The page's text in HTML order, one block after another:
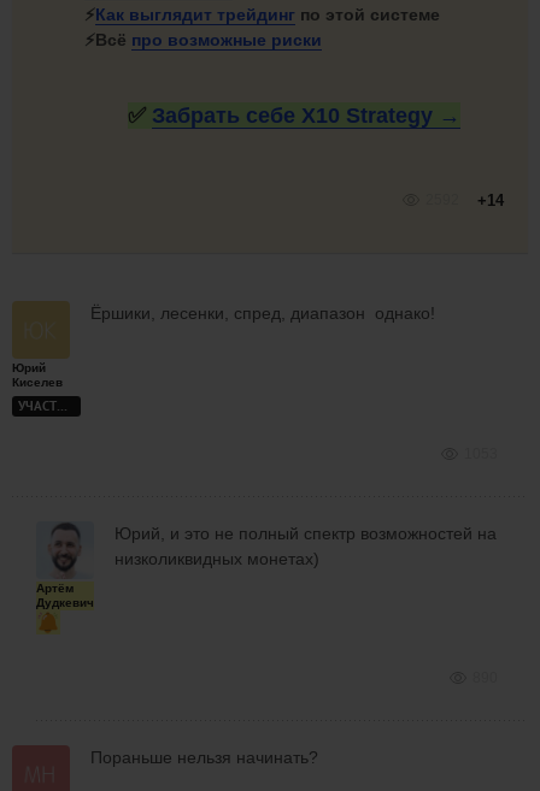
⚡Как выглядит трейдинг по этой системе
⚡Всё про возможные риски
✅ Забрать себе X10 Strategy →
+14
Юрий
Киселев
УЧАСТНИК
Ёршики, лесенки, спред, диапазон однако!
Артём
Дудкевич
Юрий, и это не полный спектр возможностей на
низколиквидных монетах)
Пораньше нельзя начинать?